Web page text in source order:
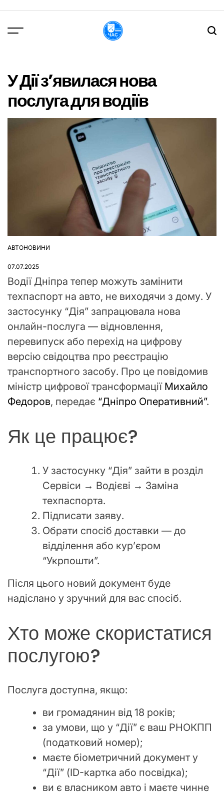
вмісту
У Дії з’явилася нова
послуга для водіїв
ОПУБЛІКУВАТИ
АВТОНОВИНИ
07.07.2025
Водії Дніпра тепер можуть замінити
техпаспорт на авто, не виходячи з дому. У
застосунку “Дія” запрацювала нова
онлайн-послуга — відновлення,
перевипуск або перехід на цифрову
версію свідоцтва про реєстрацію
транспортного засобу. Про це повідомив
міністр цифрової трансформації Михайло
Федоров, передає “Дніпро Оперативний”.
Як це працює?
У застосунку “Дія” зайти в розділ
Сервіси → Водієві → Заміна
техпаспорта.
Підписати заяву.
Обрати спосіб доставки — до
відділення або кур’єром
“Укрпошти”.
Після цього новий документ буде
надіслано у зручний для вас спосіб.
Хто може скористатися
послугою?
Послуга доступна, якщо:
ви громадянин від 18 років;
за умови, що у “Дії” є ваш РНОКПП
(податковий номер);
маєте біометричний документ у
“Дії” (ID-картка або посвідка);
ви є власником авто і маєте чинне